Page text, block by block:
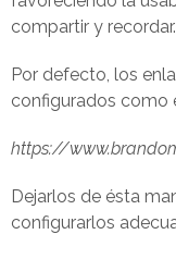
compartir y recordar.
Por defecto, los
configurados como
https://
Dejarlos de ésta
configurarlos